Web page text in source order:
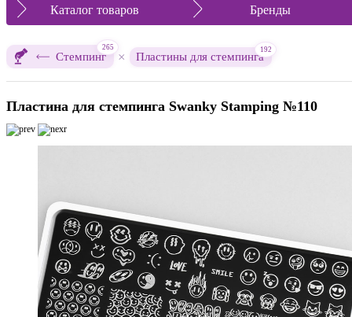
Каталог товаров Бренды
Стемпинг
265
× Пластины для стемпинга
192
Пластина для стемпинга Swanky Stamping №110